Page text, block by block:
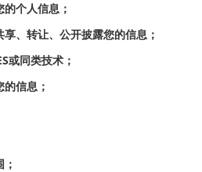
个人信息；
、转让、公开披露您的信息；
或同类技术；
信息；